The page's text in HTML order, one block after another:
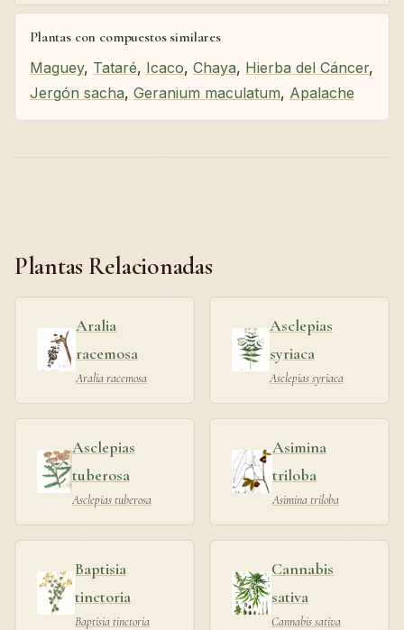
Plantas con compuestos similares
Maguey, Tataré, Icaco, Chaya, Hierba del Cáncer,
Jergón sacha, Geranium maculatum, Apalache
Plantas Relacionadas
Aralia
racemosa
Aralia racemosa
Asclepias
syriaca
Asclepias syriaca
Asclepias
tuberosa
Asclepias tuberosa
Asimina
triloba
Asimina triloba
Baptisia
tinctoria
Baptisia tinctoria
Cannabis
sativa
Cannabis sativa